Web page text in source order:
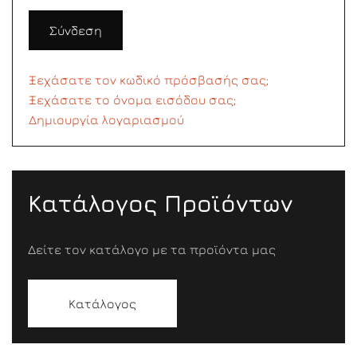
Σύνδεση
Ξεχάσατε τον κωδικό πρόσβασής σας;
Ξεχάσατε το όνομα εισόδου σας;
Δημιουργία λογαριασμού
Κατάλογος Προϊόντων
Δείτε τον κατάλογο με τα προϊόντα μας
Κατάλογος